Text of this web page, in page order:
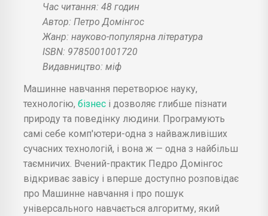
Час читання: 48 годин
Автор: Петро Домінгос
Жанр: науково-популярна література
ISBN: 9785001001720
Видавництво: міф
Машинне навчання перетворює науку,
технологію, бізнес і дозволяє глибше пізнати
природу та поведінку людини. Програмують
самі себе комп'ютери-одна з найважливіших
сучасних технологій, і вона ж — одна з найбільш
таємничих. Вчений-практик Педро Домінгос
відкриває завісу і вперше доступно розповідає
про Машинне навчання і про пошук
універсального навчається алгоритму, який